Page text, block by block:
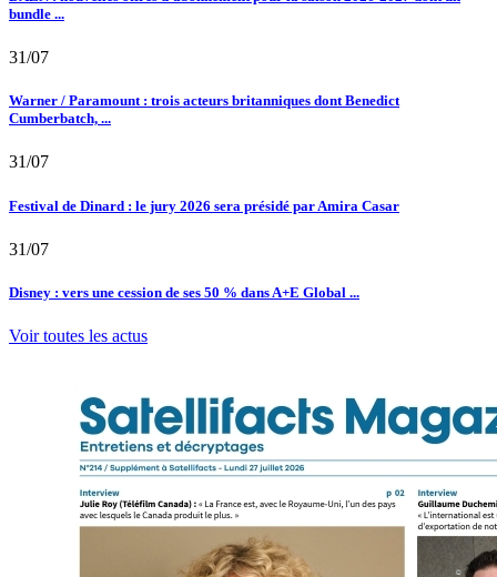
bundle ...
31/07
Warner / Paramount : trois acteurs britanniques dont Benedict
Cumberbatch, ...
31/07
Festival de Dinard : le jury 2026 sera présidé par Amira Casar
31/07
Disney : vers une cession de ses 50 % dans A+E Global ...
Voir toutes les actus